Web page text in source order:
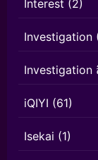
Interest (2)
Investigation
Investigation
iQIYI (61)
Isekai (1)